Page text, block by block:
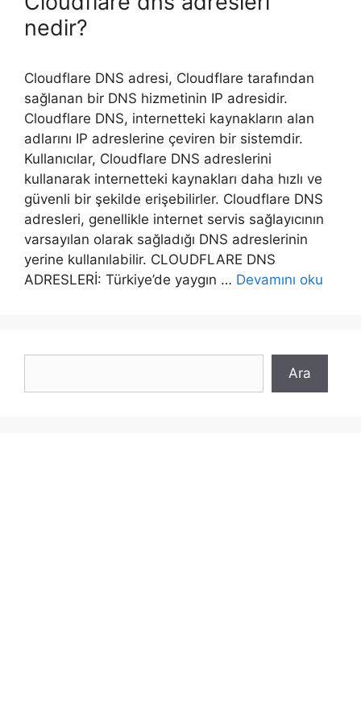
nedir?
Cloudflare DNS adresi, Cloudflare tarafından
sağlanan bir DNS hizmetinin IP adresidir.
Cloudflare DNS, internetteki kaynakların alan
adlarını IP adreslerine çeviren bir sistemdir.
Kullanıcılar, Cloudflare DNS adreslerini
kullanarak internetteki kaynakları daha hızlı ve
güvenli bir şekilde erişebilirler. Cloudflare DNS
adresleri, genellikle internet servis sağlayıcının
varsayılan olarak sağladığı DNS adreslerinin
yerine kullanılabilir. CLOUDFLARE DNS
ADRESLERİ: Türkiye’de yaygın … Devamını oku
Ara